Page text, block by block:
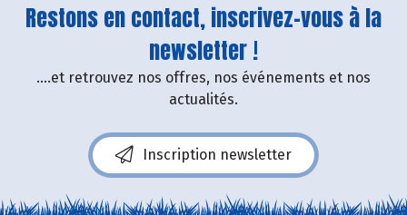
Restons en contact, inscrivez-vous à la
newsletter !
....et retrouvez nos offres, nos événements et nos
actualités.
Inscription newsletter